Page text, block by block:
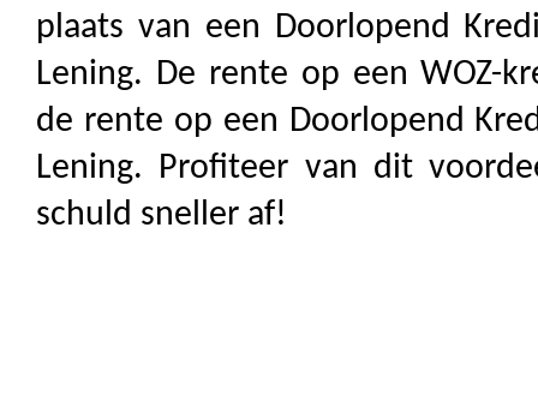
plaats van een Doorlopend
Lening. De rente op een WOZ-
de rente op een Doorlopend
Lening. Profiteer van dit
schuld sneller af!